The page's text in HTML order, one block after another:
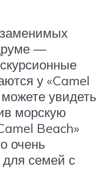
—
у «Camel
увидеть
морскую
Beach»
очень
семей с